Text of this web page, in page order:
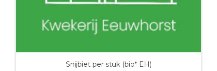
Snijbiet per stuk (bio* EH)